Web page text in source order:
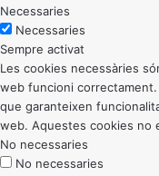
Necessaries
Necessaries
Sempre activat
Les cookies necessàries
web funcioni
que garanteixen
web. Aquestes cookies no
No necessaries
No necessaries